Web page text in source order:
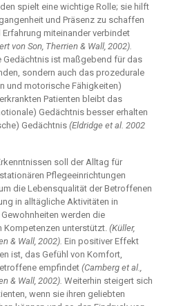
spielt eine wichtige Rolle; sie hilft
und Präsenz zu schaffen
miteinander verbindet
von Son, Therrien & Wall, 2002).
ist maßgebend für das
sondern auch das prozedurale
und motorische Fähigkeiten)
Patienten bleibt das
Gedächtnis besser erhalten
Gedächtnis(Eldridge et al. 2002
soll der Alltag für
Pflegeeinrichtungen
die Lebensqualität der Betroffenen
in alltägliche Aktivitäten in
werden die
unterstützt. (Küller,
& Wall, 2002). Ein positiver Effekt
ist, das Gefühl von Komfort,
empfindet (Camberg et al.,
& Wall, 2002). Weiterhin steigert sich
wenn sie ihren geliebten